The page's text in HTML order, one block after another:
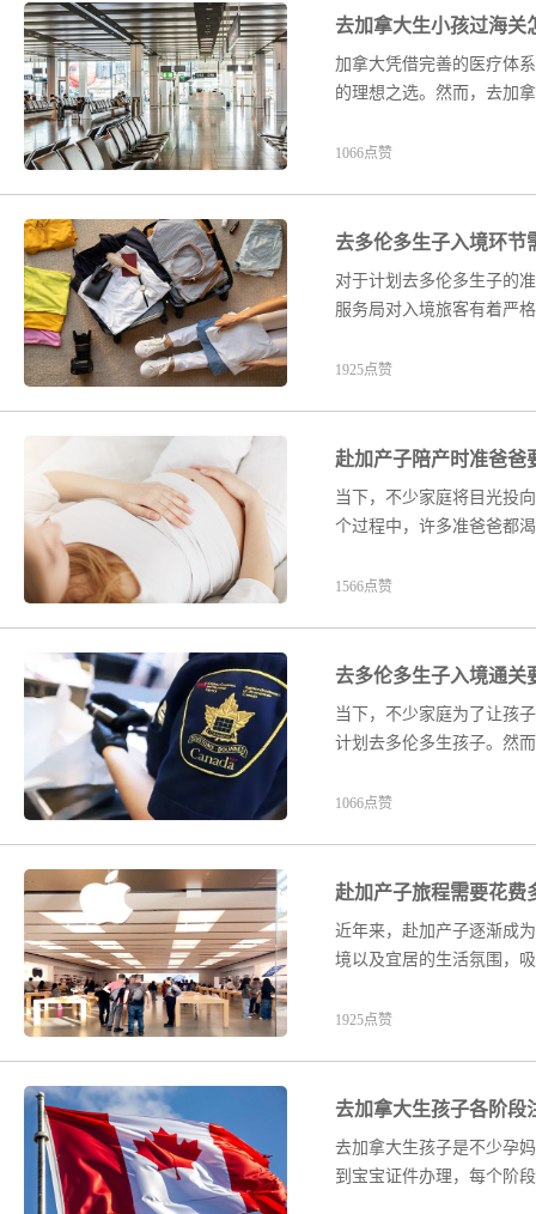
去加拿大生小孩过海关
加拿大凭借完善的医疗体
的理想之选。然而，去加
1066点赞
去多伦多生子入境环节
对于计划去多伦多生子的
服务局对入境旅客有着严
1925点赞
赴加产子陪产时准爸爸
当下，不少家庭将目光投
个过程中，许多准爸爸都
1566点赞
去多伦多生子入境通关
当下，不少家庭为了让孩
计划去多伦多生孩子。然而
1066点赞
赴加产子旅程需要花费
近年来，赴加产子逐渐成
境以及宜居的生活氛围，
1925点赞
去加拿大生孩子各阶段
去加拿大生孩子是不少孕
到宝宝证件办理，每个阶